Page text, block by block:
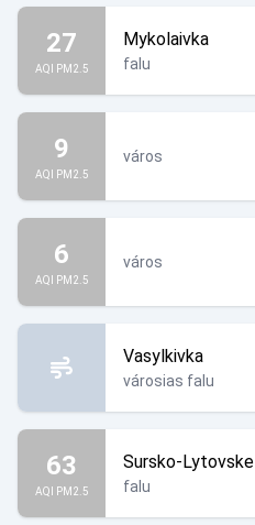
27
AQI PM2.5
Mykolaivka
falu
9
AQI PM2.5
város
6
AQI PM2.5
város
Vasylkivka
városias falu
63
AQI PM2.5
Sursko-Lytovske
falu